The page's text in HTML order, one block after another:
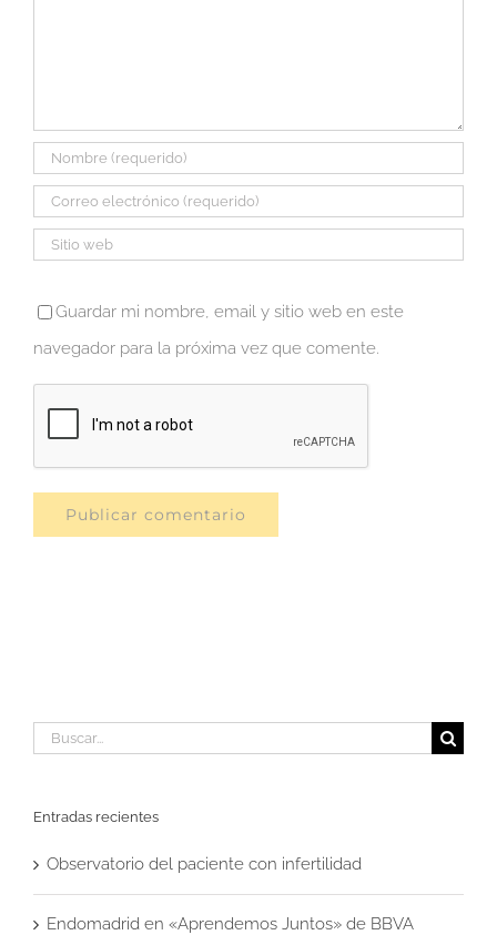
Guardar mi nombre, email y sitio web en este
navegador para la próxima vez que comente.
Buscar:
Entradas recientes
Observatorio del paciente con infertilidad
Endomadrid en «Aprendemos Juntos» de BBVA